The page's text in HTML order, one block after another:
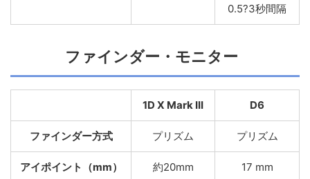
0.5?3秒間隔
ファインダー・モニター
1D X Mark III D6
ファインダー方式 プリズム プリズム
アイポイント（mm） 約20mm 17 mm